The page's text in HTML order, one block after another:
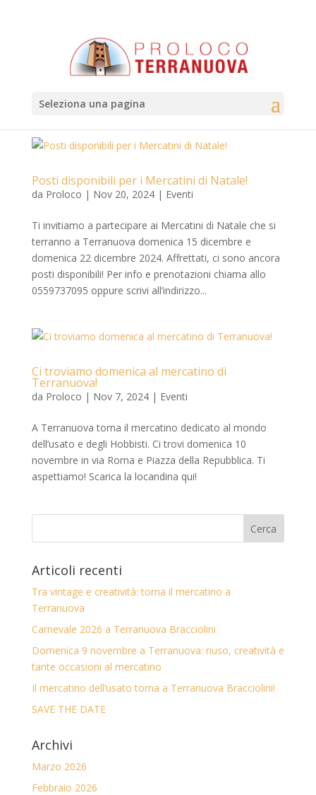
Seleziona una pagina
Posti disponibili per i Mercatini di Natale!
da Proloco | Nov 20, 2024| Eventi
Ti invitiamo a partecipare ai Mercatini di Natale che si
terranno a Terranuova domenica 15 dicembre e
domenica 22 dicembre 2024. Affrettati, ci sono ancora
posti disponibili! Per info e prenotazioni chiama allo
0559737095 oppure scrivi all’indirizzo...
Ci troviamo domenica al mercatino di
Terranuova!
da Proloco | Nov 7, 2024| Eventi
A Terranuova torna il mercatino dedicato al mondo
dell’usato e degli Hobbisti. Ci trovi domenica 10
novembre in via Roma e Piazza della Repubblica. Ti
aspettiamo! Scarica la locandina qui!
Articoli recenti
Tra vintage e creatività: torna il mercatino a
Terranuova
Carnevale 2026 a Terranuova Bracciolini
Domenica 9 novembre a Terranuova: riuso, creatività e
tante occasioni al mercatino
Il mercatino dell’usato torna a Terranuova Bracciolini!
SAVE THE DATE
Archivi
Marzo 2026
Febbraio 2026